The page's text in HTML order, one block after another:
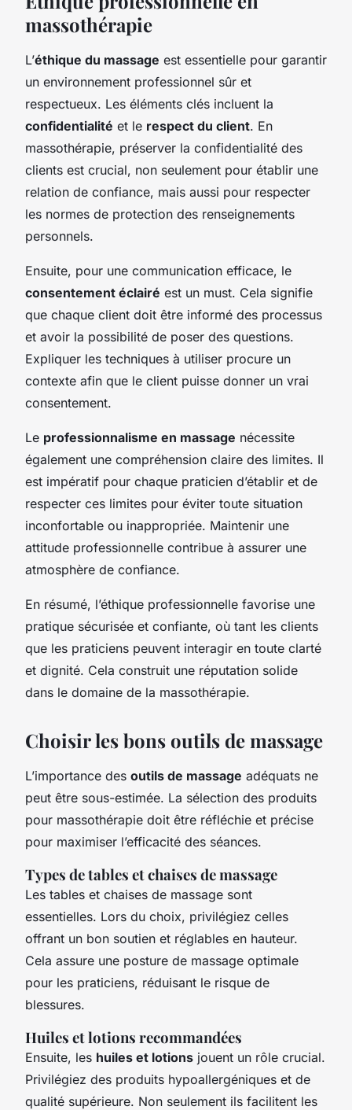
massothérapie
L’éthique du massage est essentielle pour garantir
un environnement professionnel sûr et
respectueux. Les éléments clés incluent la
confidentialité et le respect du client. En
massothérapie, préserver la confidentialité des
clients est crucial, non seulement pour établir une
relation de confiance, mais aussi pour respecter
les normes de protection des renseignements
personnels.
Ensuite, pour une communication efficace, le
consentement éclairé est un must. Cela signifie
que chaque client doit être informé des processus
et avoir la possibilité de poser des questions.
Expliquer les techniques à utiliser procure un
contexte afin que le client puisse donner un vrai
consentement.
Le professionnalisme en massage nécessite
également une compréhension claire des limites. Il
est impératif pour chaque praticien d’établir et de
respecter ces limites pour éviter toute situation
inconfortable ou inappropriée. Maintenir une
attitude professionnelle contribue à assurer une
atmosphère de confiance.
En résumé, l’éthique professionnelle favorise une
pratique sécurisée et confiante, où tant les clients
que les praticiens peuvent interagir en toute clarté
et dignité. Cela construit une réputation solide
dans le domaine de la massothérapie.
Choisir les bons outils de massage
L’importance des outils de massage adéquats ne
peut être sous-estimée. La sélection des produits
pour massothérapie doit être réfléchie et précise
pour maximiser l’efficacité des séances.
Types de tables et chaises de massage
Les tables et chaises de massage sont
essentielles. Lors du choix, privilégiez celles
offrant un bon soutien et réglables en hauteur.
Cela assure une posture de massage optimale
pour les praticiens, réduisant le risque de
blessures.
Huiles et lotions recommandées
Ensuite, les huiles et lotions jouent un rôle crucial.
Privilégiez des produits hypoallergéniques et de
qualité supérieure. Non seulement ils facilitent les